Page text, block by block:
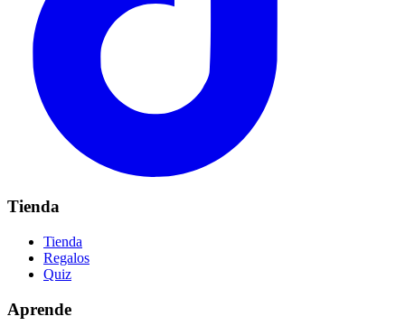
Tienda
Tienda
Regalos
Quiz
Aprende